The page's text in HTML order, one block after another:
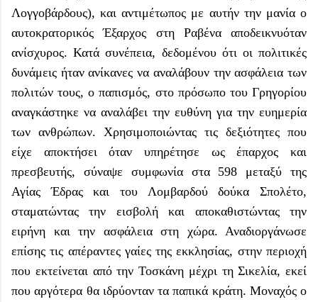
Λογγοβάρδους), και αντιμέτωπος με αυτήν την μανία ο
αυτοκρατορικός Έξαρχος στη Ραβένα αποδεικνυόταν
ανίσχυρος. Κατά συνέπεια, δεδομένου ότι οι πολιτικές
δυνάμεις ήταν ανίκανες να αναλάβουν την ασφάλεια των
πολιτών τους, ο παπισμός, στο πρόσωπο του Γρηγορίου
αναγκάστηκε να αναλάβει την ευθύνη για την ευημερία
των ανθρώπων. Χρησιμοποιώντας τις δεξιότητες που
είχε αποκτήσει όταν υπηρέτησε ως έπαρχος και
πρεσβευτής, σύναψε συμφωνία στα 598 μεταξύ της
Αγίας Έδρας και του Λομβαρδού δούκα Σπολέτο,
σταματώντας την εισβολή και αποκαθιστώντας την
ειρήνη και την ασφάλεια στη χώρα. Αναδιοργάνωσε
επίσης τις απέραντες γαίες της εκκλησίας, στην περιοχή
που εκτείνεται από την Τοσκάνη μέχρι τη Σικελία, εκεί
που αργότερα θα ιδρύονταν τα παπικά κράτη. Μοναχός ο